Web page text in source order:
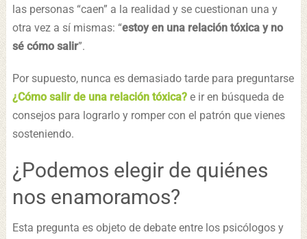
las personas “caen” a la realidad y se cuestionan una y
otra vez a sí mismas: “estoy en una relación tóxica y no
sé cómo salir”.
Por supuesto, nunca es demasiado tarde para preguntarse
¿Cómo salir de una relación tóxica?e ir en búsqueda de
consejos para lograrlo y romper con el patrón que vienes
sosteniendo.
¿Podemos elegir de quiénes
nos enamoramos?
Esta pregunta es objeto de debate entre los psicólogos y